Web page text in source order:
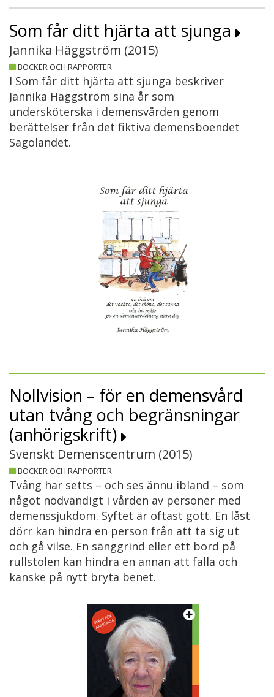
Som får ditt hjärta att sjunga
Jannika Häggström (2015)
BÖCKER OCH RAPPORTER
I Som får ditt hjärta att sjunga beskriver
Jannika Häggström sina år som
undersköterska i demensvården genom
berättelser från det fiktiva demensboendet
Sagolandet.
Nollvision – för en demensvård
utan tvång och begränsningar
(anhörigskrift)
Svenskt Demenscentrum (2015)
BÖCKER OCH RAPPORTER
Tvång har setts – och ses ännu ibland – som
något nödvändigt i vården av personer med
demenssjukdom. Syftet är oftast gott. En låst
dörr kan hindra en person från att ta sig ut
och gå vilse. En sänggrind eller ett bord på
rullstolen kan hindra en annan att falla och
kanske på nytt bryta benet.